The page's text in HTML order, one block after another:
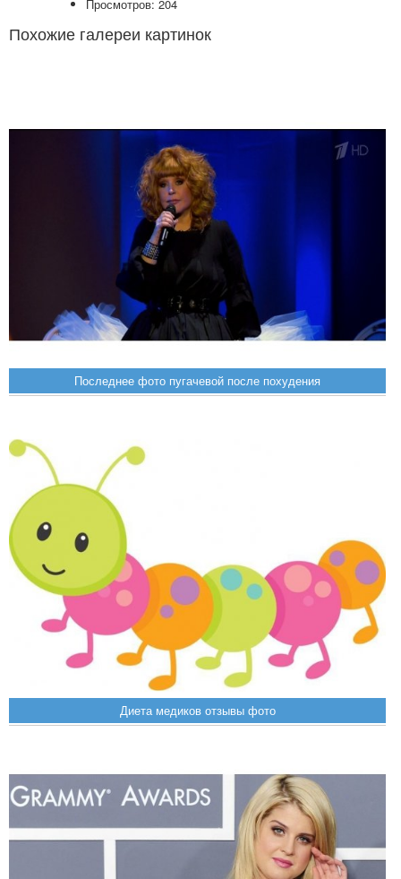
Просмотров: 204
Похожие галереи картинок
Последнее фото пугачевой после похудения
Диета медиков отзывы фото